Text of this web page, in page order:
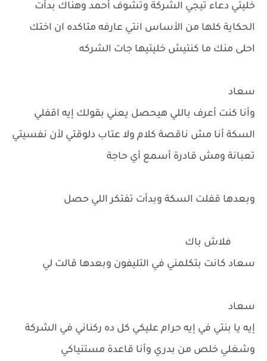
خليتي دعاء تيجي الشركة وتشوف أحمد وهناك بدأت
الحكاية كلها من الأساس انتي عارفه متاكده ان اختك
احلى منك ما كنتيش خليتيها جات الشركه
سعاد
وأنا كنت أعرف باللي هيحصل يعني بقولك إيه اقفلي
السكة أنا مش ناقصة كلام ولا عتاب دلوقتي لأن نفسيتي
تعبانة ومش قادرة أسمع أي حاجة
وبعدها قفلت السكة وبدأت تفتكر اللي حصل
فلاش باك
سعاد كانت بتكلمني في التليفون وبعدها قالت لي
سعاد
إيه يا بنتي في إيه حرام عليكي كل ده ركناني في الشركة
وشغلي خلص من بدري وأنا قاعدة مستنياكي